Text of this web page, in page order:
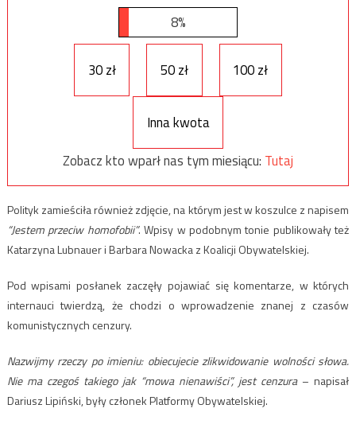
8%
30 zł 50 zł 100 zł
Inna kwota
Zobacz kto wparł nas tym miesiącu: Tutaj
Polityk zamieściła również zdjęcie, na którym jest w koszulce z napisem
“Jestem przeciw homofobii”. Wpisy w podobnym tonie publikowały też
Katarzyna Lubnauer i Barbara Nowacka z Koalicji Obywatelskiej.
Pod wpisami posłanek zaczęły pojawiać się komentarze, w których
internauci twierdzą, że chodzi o wprowadzenie znanej z czasów
komunistycznych cenzury.
Nazwijmy rzeczy po imieniu: obiecujecie zlikwidowanie wolności słowa.
Nie ma czegoś takiego jak “mowa nienawiści”, jest cenzura– napisał
Dariusz Lipiński, były członek Platformy Obywatelskiej.